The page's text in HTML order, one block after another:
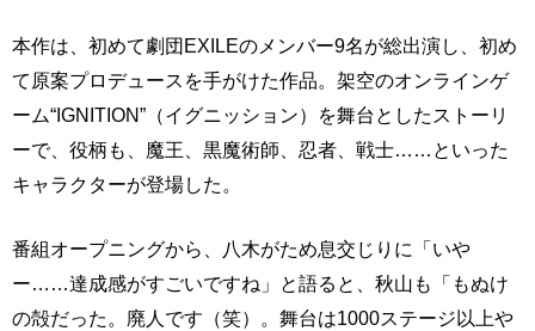
本作は、初めて劇団EXILEのメンバー9名が総出演し、初め
て原案プロデュースを手がけた作品。架空のオンラインゲ
ーム“IGNITION”（イグニッション）を舞台としたストーリ
ーで、役柄も、魔王、黒魔術師、忍者、戦士……といった
キャラクターが登場した。
番組オープニングから、八木がため息交じりに「いや
ー……達成感がすごいですね」と語ると、秋山も「もぬけ
の殻だった。廃人です（笑）。舞台は1000ステージ以上や